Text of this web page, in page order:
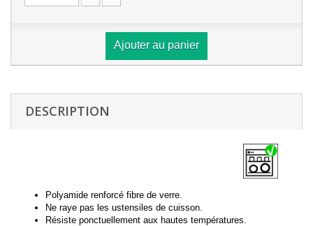
Ajouter au panier
DESCRIPTION
Polyamide renforcé fibre de verre.
Ne raye pas les ustensiles de cuisson.
Résiste ponctuellement aux hautes températures.